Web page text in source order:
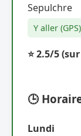
Sepulchre
Y aller (GPS)
⭐ 2.5/5
🕒
Lundi